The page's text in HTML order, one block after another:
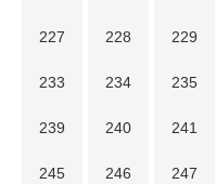
227 228 229
233 234 235
239 240 241
245 246 247